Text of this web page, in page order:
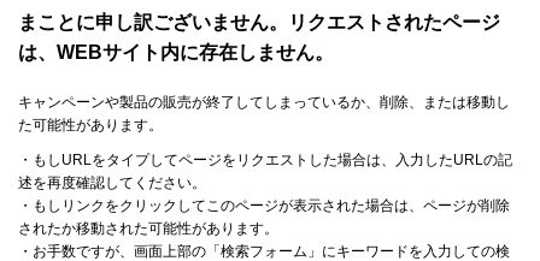
まことに申し訳ございません。リクエストされたページ
は、WEBサイト内に存在しません。
キャンペーンや製品の販売が終了してしまっているか、削除、または移動し
た可能性があります。
・もしURLをタイプしてページをリクエストした場合は、入力したURLの記
述を再度確認してください。
・もしリンクをクリックしてこのページが表示された場合は、ページが削除
されたか移動された可能性があります。
・お手数ですが、画面上部の「検索フォーム」にキーワードを入力しての検